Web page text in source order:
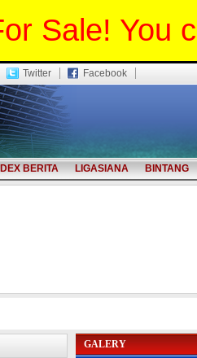
Sale! You
Twitter Facebook
BERITA LIGASIANA BINTANG
GALERY